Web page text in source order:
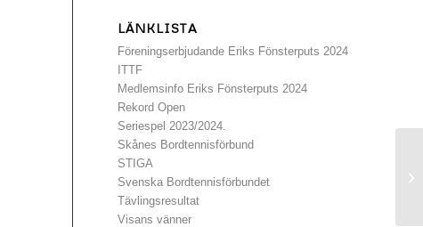
LÄNKLISTA
Föreningserbjudande Eriks Fönsterputs 2024
ITTF
Medlemsinfo Eriks Fönsterputs 2024
Rekord Open
Seriespel 2023/2024.
Skånes Bordtennisförbund
STIGA
Svenska Bordtennisförbundet
Tävlingsresultat
Visans vänner